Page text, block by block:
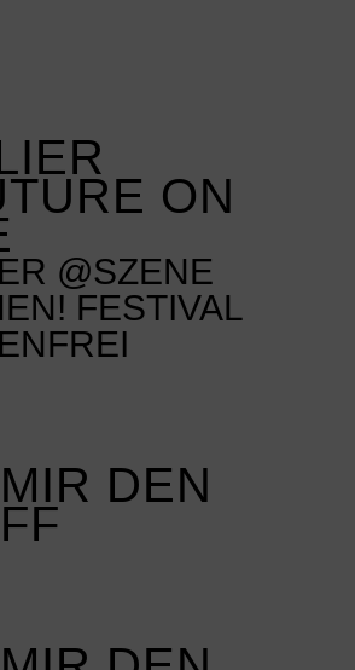
ON
@SZENE
FESTIVAL
DEN